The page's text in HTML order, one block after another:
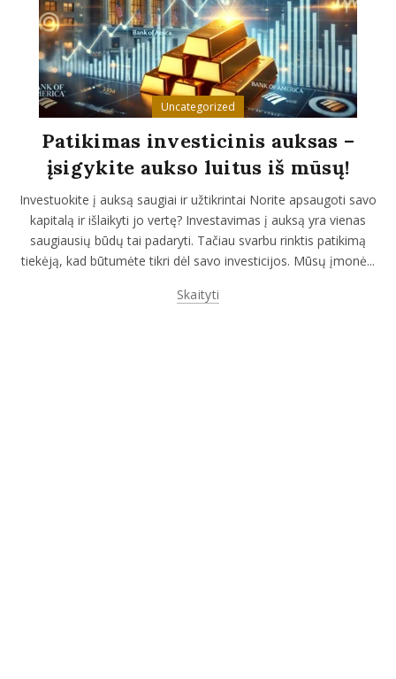
Uncategorized
Patikimas investicinis auksas –
įsigykite aukso luitus iš mūsų!
Investuokite į auksą saugiai ir užtikrintai Norite apsaugoti savo
kapitalą ir išlaikyti jo vertę? Investavimas į auksą yra vienas
saugiausių būdų tai padaryti. Tačiau svarbu rinktis patikimą
tiekėją, kad būtumėte tikri dėl savo investicijos. Mūsų įmonė...
Skaityti